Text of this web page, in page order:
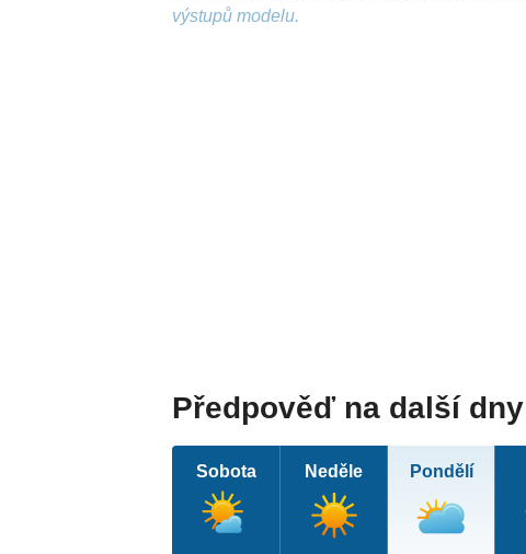
výstupů modelu.
Předpověď na další dny
Sobota Neděle Pondělí